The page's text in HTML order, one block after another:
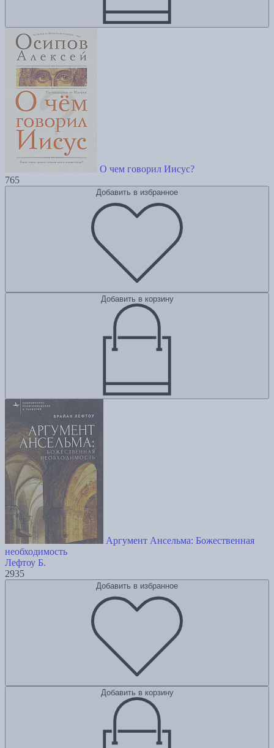
О чем говорил Иисус?
765
Добавить в избранное
Добавить в корзину
Аргумент Ансельма: Божественная
необходимость
Лефтоу Б.
2935
Добавить в избранное
Добавить в корзину